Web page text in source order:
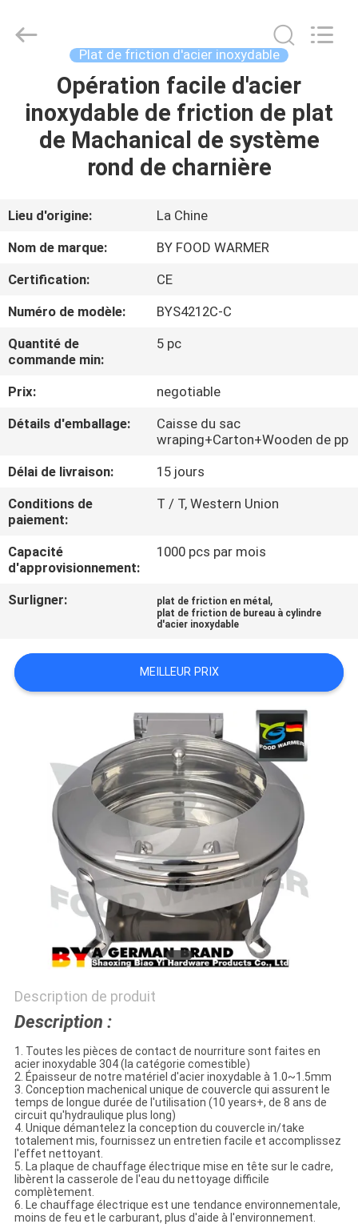
MAISON
PRODUITS
SUJET
DE
NOUS
VISITE
D'USINE
CONTRÔLE
DE
CONTACTEZ-
NOUS
DEMANDEZ
UNE
PLAN
PRIVACY
POLICY
Hardware
Products
Plat de friction d'acier inoxydable
Opération facile d'acier
inoxydable de friction de plat
de Machanical de système
rond de charnière
Lieu d'origine:
La Chine
Nom de marque:
BY FOOD WARMER
Certification:
CE
Numéro de modèle:
BYS4212C-C
Quantité de
commande min:
5 pc
Prix:
negotiable
Détails d'emballage:
Caisse du sac
wraping+Carton+Wooden de pp
Délai de livraison:
15 jours
Conditions de
paiement:
T / T, Western Union
Capacité
d'approvisionnement:
1000 pcs par mois
Surligner: plat de friction en métal ,
plat de friction de bureau à cylindre
d'acier inoxydable
MEILLEUR PRIX
Description de produit
Description :
1. Toutes les pièces de contact de nourriture sont faites en
acier inoxydable 304 (la catégorie comestible)
2. Épaisseur de notre matériel d'acier inoxydable à 1.0~1.5mm
3. Conception machenical unique de couvercle qui assurent le
temps de longue durée de l'utilisation (10 years+, de 8 ans de
circuit qu'hydraulique plus long)
4. Unique démantelez la conception du couvercle in/take
totalement mis, fournissez un entretien facile et accomplissez
l'effet nettoyant.
5. La plaque de chauffage électrique mise en tête sur le cadre,
libèrent la casserole de l'eau du nettoyage difficile
complètement.
6. Le chauffage électrique est une tendance environnementale,
moins de feu et le carburant, plus d'aide à l'environnement.